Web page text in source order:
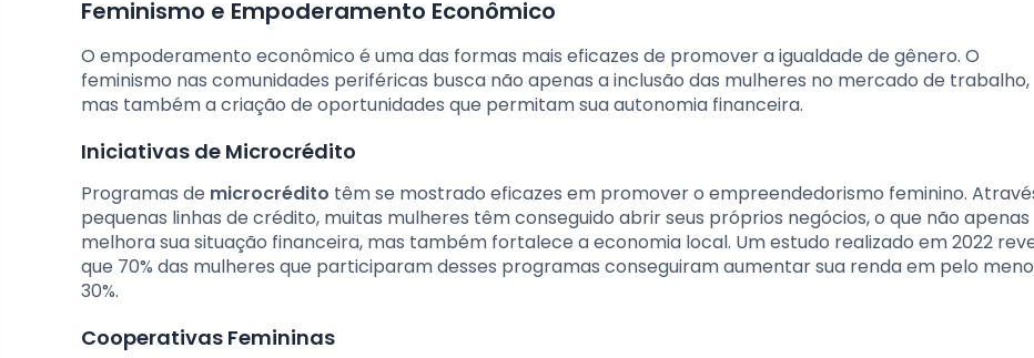
Feminismo e Empoderamento Econômico
O empoderamento econômico é uma das formas mais eficazes de promover a igualdade de gênero. O
feminismo nas comunidades periféricas busca não apenas a inclusão das mulheres no mercado de trabalho,
mas também a criação de oportunidades que permitam sua autonomia financeira.
Iniciativas de Microcrédito
Programas de microcrédito têm se mostrado eficazes em promover o empreendedorismo feminino.
pequenas linhas de crédito, muitas mulheres têm conseguido abrir seus próprios negócios, o que não apenas
melhora sua situação financeira, mas também fortalece a economia local. Um estudo realizado em 2022
que 70% das mulheres que participaram desses programas conseguiram aumentar sua renda em pelo
30%.
Cooperativas Femininas